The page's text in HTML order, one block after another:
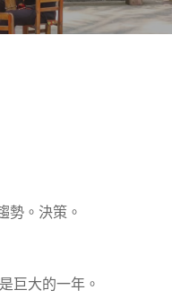
勢。決策。
巨大的一年。